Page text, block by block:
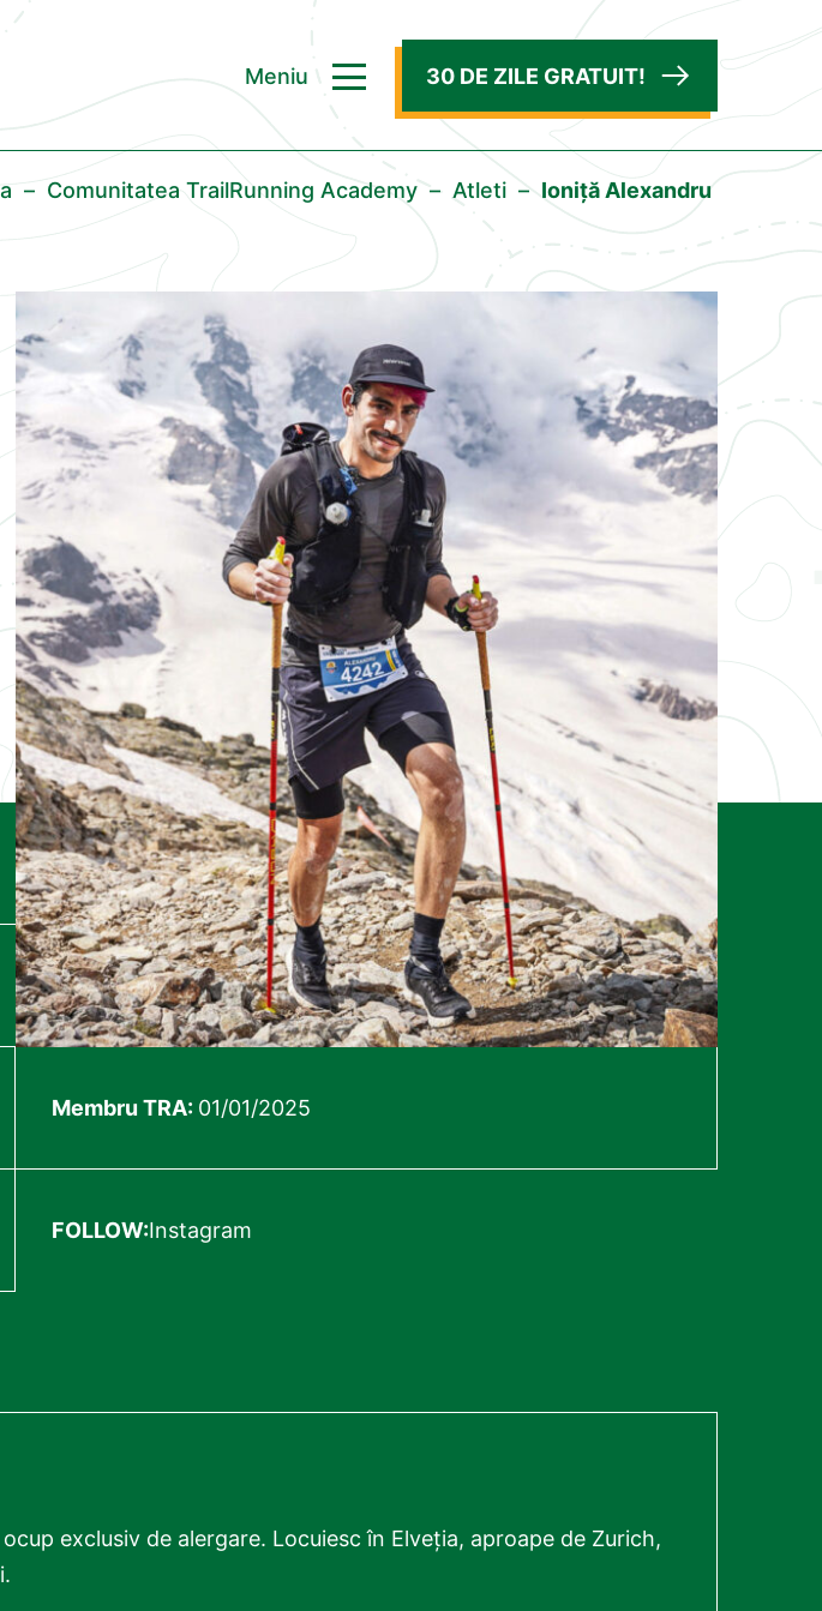
Meniu 30 DE ZILE GRATUIT!
– Comunitatea TrailRunning Academy – Atleti – Ioniță Alexandru
Membru TRA: 01/01/2025
FOLLOW:Instagram
exclusiv de alergare. Locuiesc în Elveția, aproape de Zurich,